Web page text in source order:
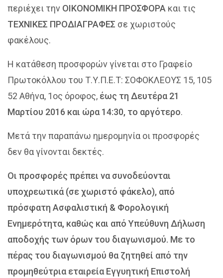
περιέχει την ΟΙΚΟΝΟΜΙΚΗ ΠΡΟΣΦΟΡΑ και τις
ΤΕΧΝΙΚΕΣ ΠΡΟΔΙΑΓΡΑΦΕΣ σε χωριστούς
φακέλους.
Η κατάθεση προσφορών γίνεται στο Γραφείο
Πρωτοκόλλου του Τ.Υ.Π.Ε.Τ: ΣΟΦΟΚΛΕΟΥΣ 15, 105
52 Αθήνα, 1ος όροφος, έως τη Δευτέρα 21
Μαρτίου 2016 και ώρα 14:30, το αργότερο.
Μετά την παραπάνω ημερομηνία οι προσφορές
δεν θα γίνονται δεκτές.
Οι προσφορές πρέπει να συνοδεύονται
υποχρεωτικά (σε χωριστό φάκελο), από
πρόσφατη Ασφαλιστική & Φορολογική
Ενημερότητα, καθώς και από Υπεύθυνη Δήλωση
αποδοχής των όρων του διαγωνισμού. Με το
πέρας του διαγωνισμού θα ζητηθεί από την
προμηθεύτρια εταιρεία Εγγυητική Επιστολή